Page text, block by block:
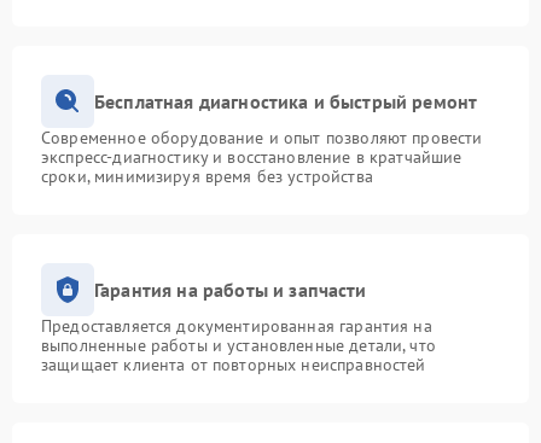
Бесплатная диагностика и быстрый ремонт
Современное оборудование и опыт позволяют провести
экспресс-диагностику и восстановление в кратчайшие
сроки, минимизируя время без устройства
Гарантия на работы и запчасти
Предоставляется документированная гарантия на
выполненные работы и установленные детали, что
защищает клиента от повторных неисправностей